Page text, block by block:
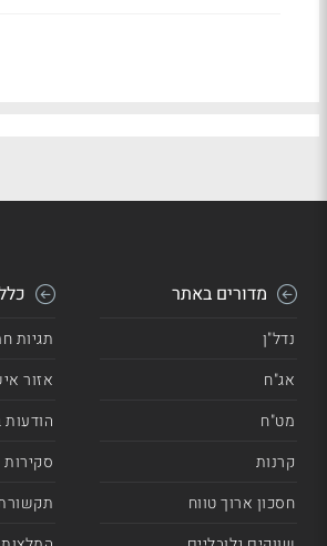
מדורים באתר
נדל"ן
אג"ח
מט"ח
קרנות
חסכון ארוך טווח
תגיות
אזור
הודעות
סקירות